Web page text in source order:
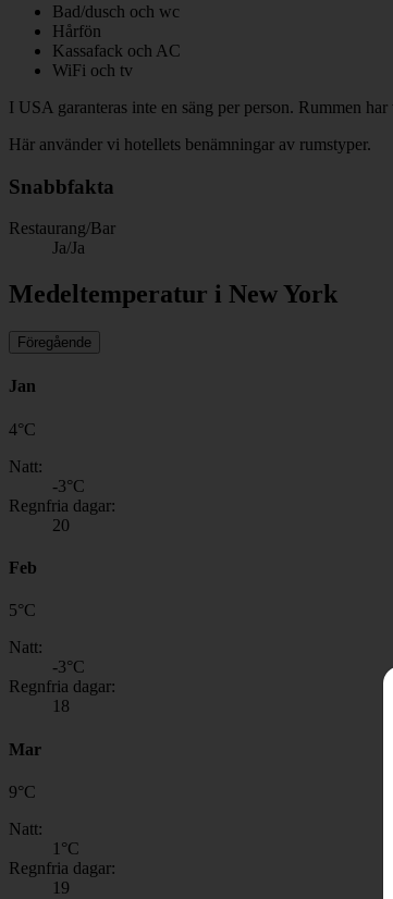
Bad/dusch och wc
Hårfön
Kassafack och AC
WiFi och tv
I USA garanteras inte en säng per person. Rummen
Här använder vi hotellets benämningar av rumstyper.
Snabbfakta
Restaurang/Bar
Ja/Ja
Medeltemperatur i New York
Föregående
Jan
4°C
Natt:
-3°C
Regnfria dagar:
20
Feb
5°C
Natt:
-3°C
Regnfria dagar:
18
Mar
9°C
Natt:
1 °C
Regnfria dagar:
19